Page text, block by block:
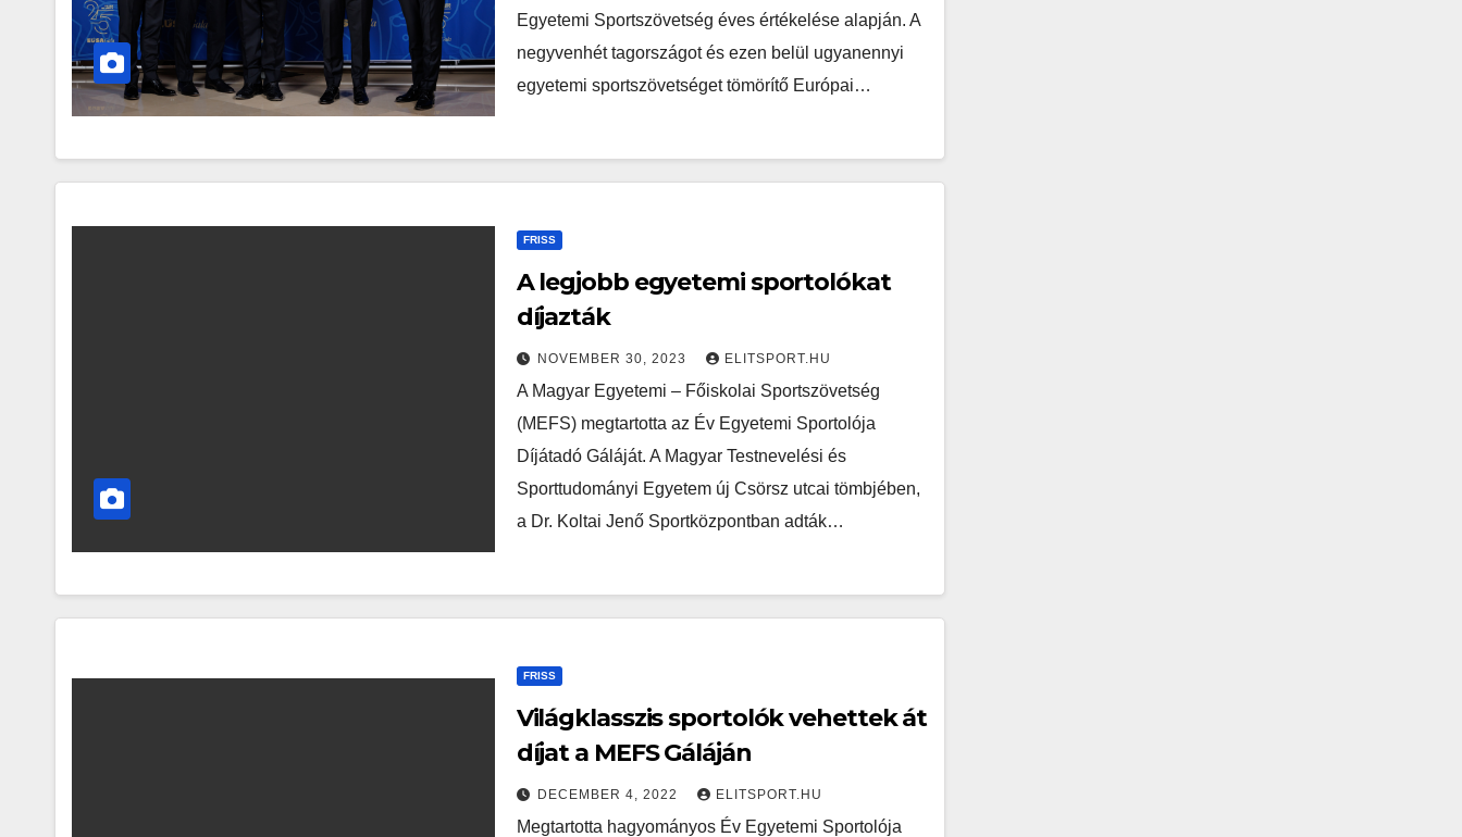
Egyetemi Sportszövetség éves értékelése alapján. A
negyvenhét tagországot és ezen belül ugyanennyi
egyetemi sportszövetséget tömörítő Európai…
FRISS
A legjobb egyetemi sportolókat
díjazták
NOVEMBER 30, 2023 ELITSPORT.HU
A Magyar Egyetemi – Főiskolai Sportszövetség
(MEFS) megtartotta az Év Egyetemi Sportolója
Díjátadó Gáláját. A Magyar Testnevelési és
Sporttudományi Egyetem új Csörsz utcai tömbjében,
a Dr. Koltai Jenő Sportközpontban adták…
FRISS
Világklasszis sportolók vehettek át
díjat a MEFS Gáláján
DECEMBER 4, 2022 ELITSPORT.HU
Megtartotta hagyományos Év Egyetemi Sportolója